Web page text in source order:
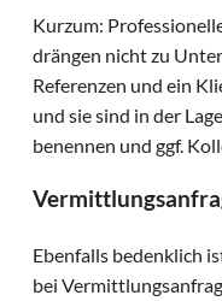
Kurzum:
drängen nicht zu
Referenzen und ein
und sie sind in der
benennen und ggf.
Ebenfalls bedenklich
bei